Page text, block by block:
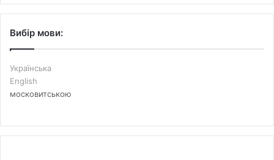
Вибір мови:
Українська
English
московитською